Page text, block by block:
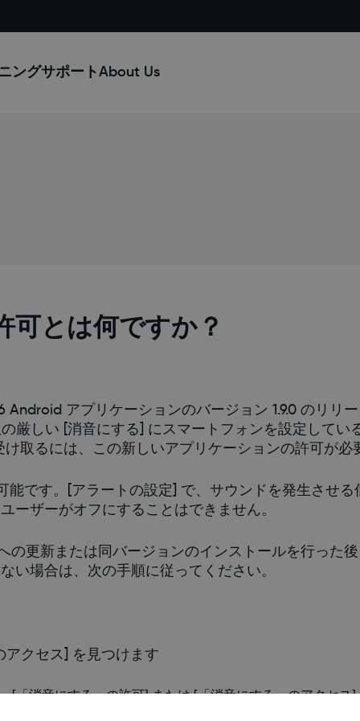
ングサポートAbout Us
可とは何ですか？
アプリケーションのバージョン 1.9.0 のリリ
厳しい [消音にする] にスマートフォンを設定してい
取るには、この新しいアプリケーションの許可が必
です。[アラートの設定] で、サウンドを発生させる
ーザーがオフにすることはできません。
の更新または同バージョンのインストールを行った
い場合は、次の手順に従ってください。
クセス] を見つけます
[「消音にする」の許可] または [「消音にする」のアクセス]